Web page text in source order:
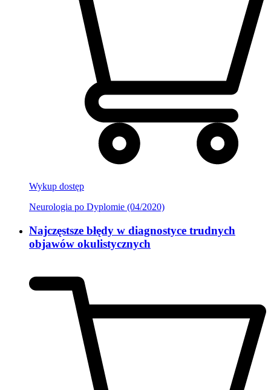
Wykup dostęp
Neurologia po Dyplomie (04/2020)
Najczęstsze błędy w diagnostyce trudnych
objawów okulistycznych